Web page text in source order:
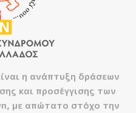
η ανάπτυξη δράσεων
και προσέγγισης των
με απώτατο στόχο την